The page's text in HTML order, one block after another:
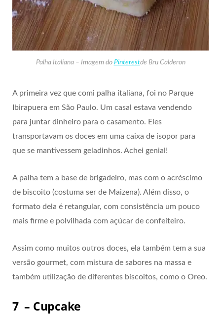
Palha Italiana – Imagem do Pinterestde Bru Calderon
A primeira vez que comi palha italiana, foi no Parque
Ibirapuera em São Paulo. Um casal estava vendendo
para juntar dinheiro para o casamento. Eles
transportavam os doces em uma caixa de isopor para
que se mantivessem geladinhos. Achei genial!
A palha tem a base de brigadeiro, mas com o acréscimo
de biscoito (costuma ser de Maizena). Além disso, o
formato dela é retangular, com consistência um pouco
mais firme e polvilhada com açúcar de confeiteiro.
Assim como muitos outros doces, ela também tem a sua
versão gourmet, com mistura de sabores na massa e
também utilização de diferentes biscoitos, como o Oreo.
7 – Cupcake